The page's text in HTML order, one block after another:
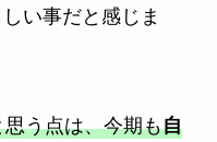
い事だと感じま
う点は、今期も自